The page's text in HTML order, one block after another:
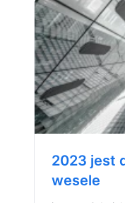
2023 jest
wesele